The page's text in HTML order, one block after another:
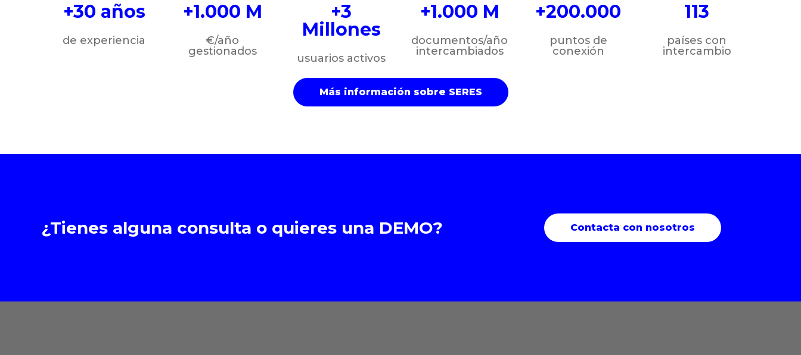
+30 años
de experiencia
+1.000 M
€/año
gestionados
+3
Millones
usuarios activos
+1.000 M
documentos/año
intercambiados
+200.000
puntos de
conexión
113
países con
intercambio
Más información sobre SERES
¿Tienes alguna consulta o quieres una DEMO? Contacta con nosotros